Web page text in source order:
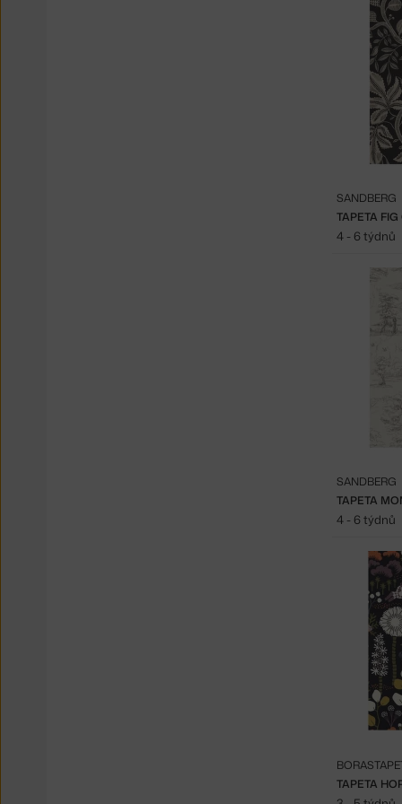
TAPETA
SANDBERG
4 - 6 týdnů
TAPETA
SANDBERG
4 - 6 týdnů
TAPETA